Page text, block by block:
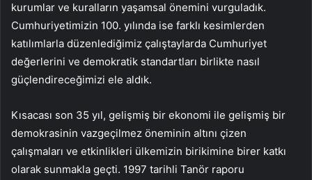
kurumlar ve kuralların yaşamsal önemini vurguladık.
Cumhuriyetimizin 100. yılında ise farklı kesimlerden
katılımlarla düzenlediğimiz çalıştaylarda Cumhuriyet
değerlerini ve demokratik standartları birlikte nasıl
güçlendireceğimizi ele aldık.
Kısacası son 35 yıl, gelişmiş bir ekonomi ile gelişmiş bir
demokrasinin vazgeçilmez öneminin altını çizen
çalışmaları ve etkinlikleri ülkemizin birikimine birer katkı
olarak sunmakla geçti. 1997 tarihli Tanör raporu